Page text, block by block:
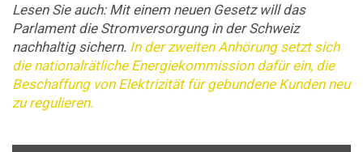
Lesen Sie auch: Mit einem neuen Gesetz will das
Parlament die Stromversorgung in der Schweiz
nachhaltig sichern. In der zweiten Anhörung setzt sich
die nationalrätliche Energiekommission dafür ein, die
Beschaffung von Elektrizität für gebundene Kunden neu
zu regulieren.